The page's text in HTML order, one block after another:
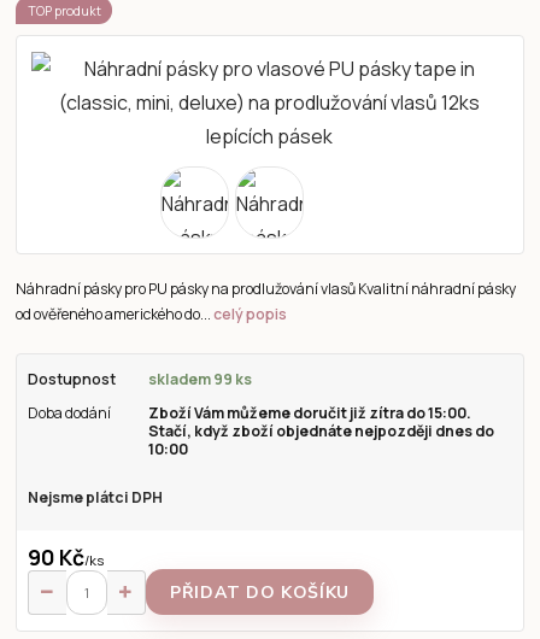
TOP produkt
Náhradní pásky pro PU pásky na prodlužování vlasů Kvalitní náhradní pásky
od ověřeného amerického do...celý popis
Dostupnost
skladem 99 ks
Doba dodání
Zboží Vám můžeme doručit již zítra do 15:00.
Stačí, když zboží objednáte nejpozději dnes do
10:00
Nejsme plátci DPH
90 Kč/ks
PŘIDAT DO KOŠÍKU